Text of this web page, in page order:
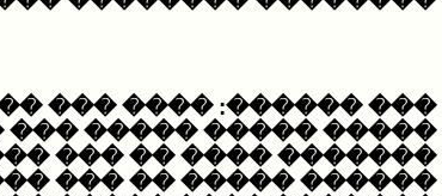
��� ������: ���� ���
����� ��� ������
���� �� ��� ������ ��
�� ��� ����� �������